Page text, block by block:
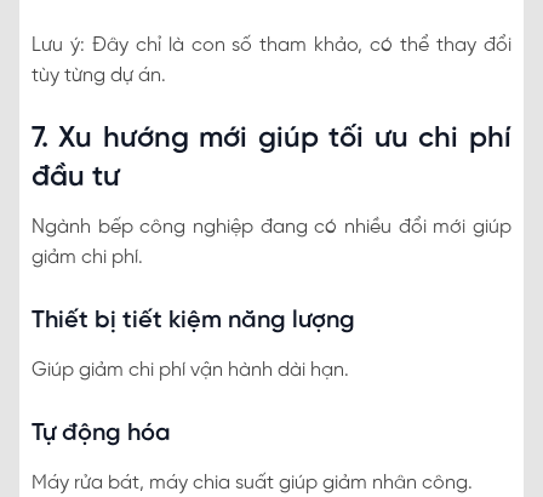
Lưu ý: Đây chỉ là con số tham khảo, có thể thay đổi
tùy từng dự án.
7. Xu hướng mới giúp tối ưu chi phí
đầu tư
Ngành bếp công nghiệp đang có nhiều đổi mới giúp
giảm chi phí.
Thiết bị tiết kiệm năng lượng
Giúp giảm chi phí vận hành dài hạn.
Tự động hóa
Máy rửa bát, máy chia suất giúp giảm nhân công.